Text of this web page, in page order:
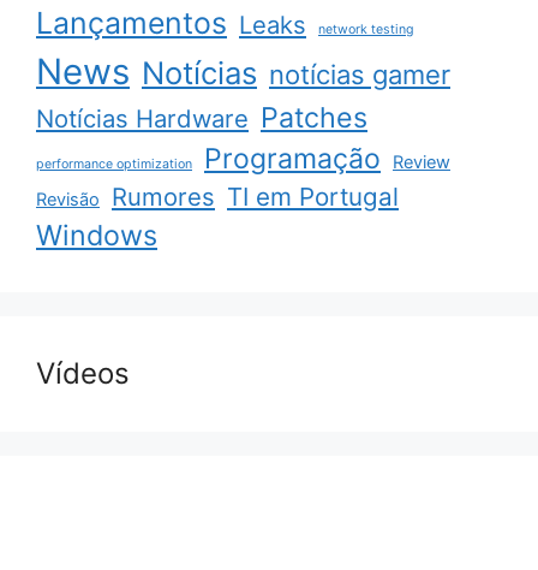
Lançamentos Leaks network testing
News Notícias notícias gamer
Notícias Hardware Patches
performance optimization Programação
Review
Revisão
Rumores TI em Portugal
Windows
Vídeos